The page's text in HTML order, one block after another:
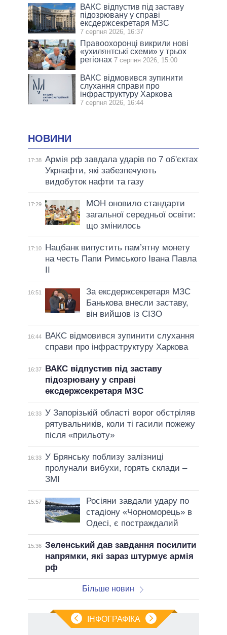
ВАКС відпустив під заставу
підозрювану у справі
ексдержсекретаря МЗС
7 серпня 2026, 16:37
Правоохоронці викрили нові
«ухилянтські схеми» у трьох
регіонах 7 серпня 2026, 15:00
ВАКС відмовився зупинити
слухання справи про
інфраструктуру Харкова
7 серпня 2026, 16:44
НОВИНИ
17:38 Армія рф завдала ударів по 7 об'єктах
Укрнафти, які забезпечують
видобуток нафти та газу
17:29
МОН оновило стандарти
загальної середньої освіти:
що змінилось
17:10
Нацбанк випустить пам’ятну монету
на честь Папи Римського Івана Павла
II
16:51
За ексдержсекретаря МЗС
Банькова внесли заставу,
він вийшов із СІЗО
16:44
ВАКС відмовився зупинити слухання
справи про інфраструктуру Харкова
16:37
ВАКС відпустив під заставу
підозрювану у справі
ексдержсекретаря МЗС
16:33 У Запорізькій області ворог обстріляв
рятувальників, коли ті гасили пожежу
після «прильоту»
16:33 У Брянську поблизу залізниці
пролунали вибухи, горять склади –
ЗМІ
15:57
Росіяни завдали удару по
стадіону «Чорноморець» в
Одесі, є постраждалий
15:36 Зеленський дав завдання посилити
напрямки, які зараз штурмує армія
рф
Більше новин
ІНФОГРАФІКА